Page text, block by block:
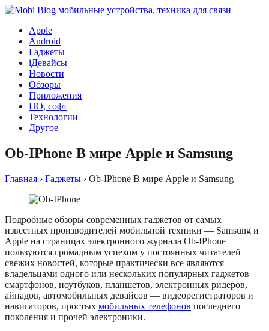
Apple
Android
Гаджеты
iДевайсы
Новости
Обзоры
Приложения
ПО, софт
Технологии
Другое
Ob-IPhone В мире Apple и Samsung
Главная › Гаджеты › Ob-IPhone В мире Apple и Samsung
Подробные обзоры современных гаджетов от самых
известных производителей мобильной техники — Samsung и
Apple на страницах электронного журнала Ob-IPhone
пользуются громадным успехом у постоянных читателей
свежих новостей, которые практически все являются
владельцами одного или нескольких популярных гаджетов —
смартфонов, ноутбуков, планшетов, электронных ридеров,
айпадов, автомобильных девайсов — видеорегистраторов и
навигаторов, простых мобильных телефонов последнего
поколения и прочей электроники.